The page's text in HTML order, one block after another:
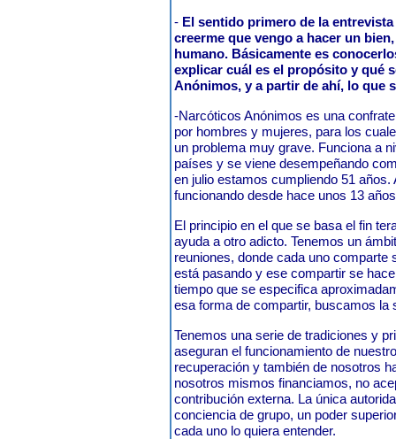
- El sentido primero de la
creerme que vengo a hacer un
humano. Básicamente es
explicar cuál es el propósito y qué
Anónimos, y a partir de ahí, lo que
-Narcóticos Anónimos es una
por hombres y mujeres, para los
un problema muy grave. Funciona a
países y se viene desempeñando
en julio estamos cumpliendo 51
funcionando desde hace unos
El principio en el que se basa el fin
ayuda a otro adicto. Tenemos un
reuniones, donde cada uno comparte
está pasando y ese compartir se
tiempo que se especifica
esa forma de compartir,
Tenemos una serie de tradiciones y
aseguran el funcionamiento de
recuperación y también de nosotros
nosotros mismos financiamos, no
contribución externa. La única
conciencia de grupo, un poder
cada uno lo quiera entender.